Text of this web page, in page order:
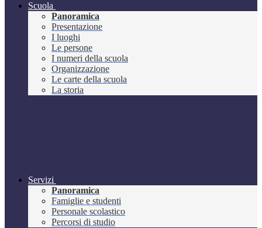
Scuola
Panoramica
Presentazione
I luoghi
Le persone
I numeri della scuola
Organizzazione
Le carte della scuola
La storia
Servizi
Panoramica
Famiglie e studenti
Personale scolastico
Percorsi di studio